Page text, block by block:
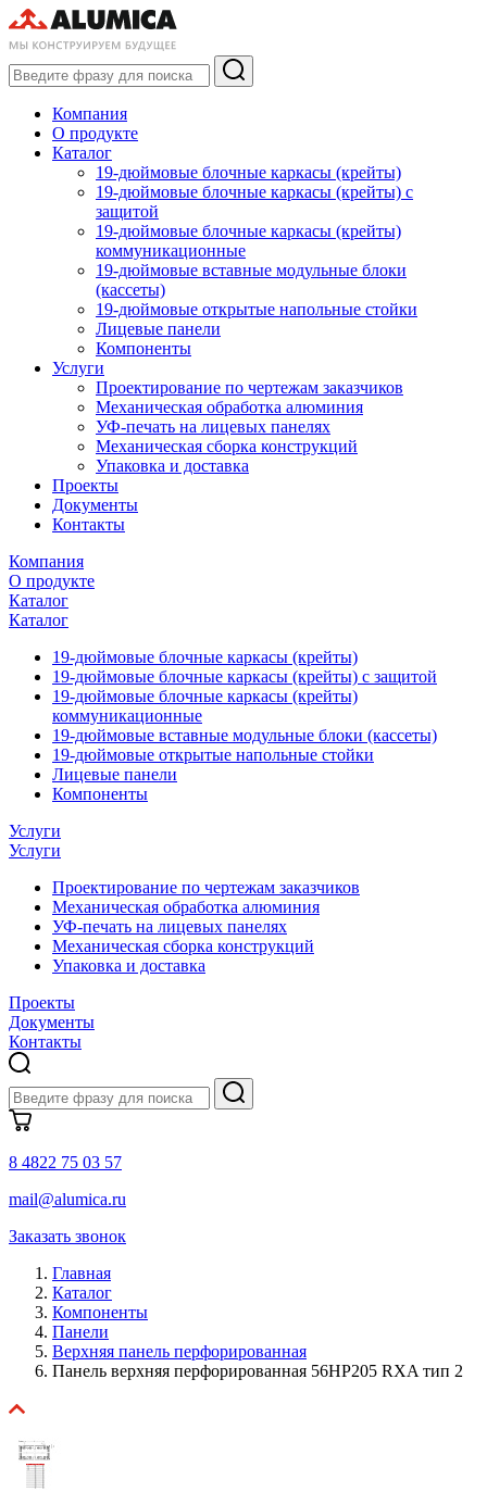
Компания
О продукте
Каталог
19-дюймовые блочные каркасы (крейты)
19-дюймовые блочные каркасы (крейты) с
защитой
19-дюймовые блочные каркасы (крейты)
коммуникационные
19-дюймовые вставные модульные блоки
(кассеты)
19-дюймовые открытые напольные стойки
Лицевые панели
Компоненты
Услуги
Проектирование по чертежам заказчиков
Механическая обработка алюминия
УФ-печать на лицевых панелях
Механическая сборка конструкций
Упаковка и доставка
Проекты
Документы
Контакты
Компания
О продукте
Каталог
Каталог
19-дюймовые блочные каркасы (крейты)
19-дюймовые блочные каркасы (крейты) с защитой
19-дюймовые блочные каркасы (крейты)
коммуникационные
19-дюймовые вставные модульные блоки (кассеты)
19-дюймовые открытые напольные стойки
Лицевые панели
Компоненты
Услуги
Услуги
Проектирование по чертежам заказчиков
Механическая обработка алюминия
УФ-печать на лицевых панелях
Механическая сборка конструкций
Упаковка и доставка
Проекты
Документы
Контакты
8 4822 75 03 57
mail@alumica.ru
Заказать звонок
Главная
Каталог
Компоненты
Панели
Верхняя панель перфорированная
Панель верхняя перфорированная 56HP205 RXA тип 2